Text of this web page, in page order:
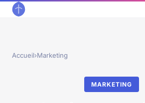
Accueil›Marketing
MARKETING